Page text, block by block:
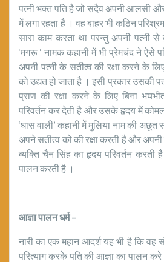
पत्नी भक्त पति है जो सदैव अपनी आलसी और
में लगा रहता है । वह बाहर भी कठिन
सारा काम करता था परन्तु अपनी पत्नी
‘मगरू ‘ नामक कहानी में भी प्रेमचंद ने ऐसे
अपनी पत्नी के सतीत्व की रक्षा करने के
को उद्यत हो जाता है । इसी प्रकार उसकी
प्राण की रक्षा करने के लिए बिना
परिवर्तन कर देती है और उसके हृदय में
‘घास वाली’ कहानी में मुलिया नाम की
अपने सतीत्व को की रक्षा करती है और अपनी
व्यक्ति चैन सिंह का हृदय परिवर्तन करती
पालन करती है ।
आज्ञा पालन धर्म –
नारी का एक महान आदर्श यह भी है कि वह
परित्याग करके पति की आज्ञा का पालन